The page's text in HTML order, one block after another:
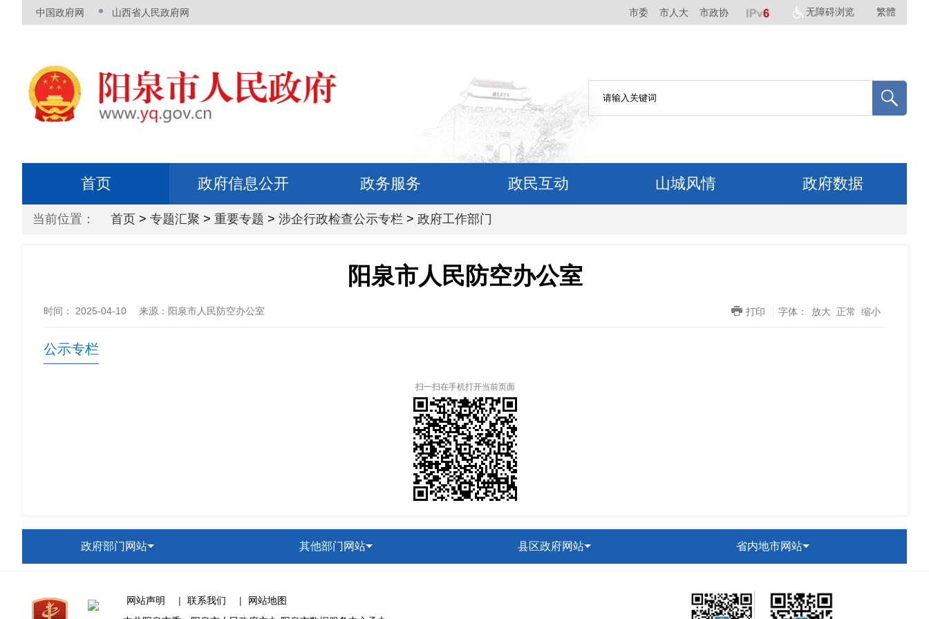
中国政府网 山西省人民政府网 市委 市人大 市政协 无障碍浏览 繁體
首页 政府信息公开 政务服务 政民互动 山城风情 政府数据
当前位置： 首页 > 专题汇聚 > 重要专题 > 涉企行政检查公示专栏 > 政府工作部门
阳泉市人民防空办公室
时间： 2025-04-10 来源 ：阳泉市人民防空办公室 打印 字体： 放大 正常 缩小
公示专栏
扫一扫在手机打开当前页面
政府部门网站 其他部门网站 县区政府网站 省内地市网站
网站声明 | 联系我们 |
网站地图